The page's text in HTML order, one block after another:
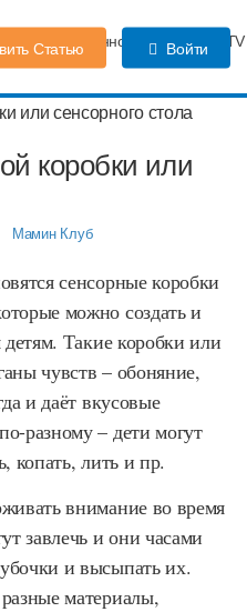
беременности Форум
Статью Войти
коробки или
Мамин Клуб
сенсорные коробки
можно создать и
Такие коробки или
чувств – обоняние,
и даёт вкусовые
разному – дети могут
копать, лить и пр.
внимание во время
завлечь и они часами
и высыпать их.
материалы,